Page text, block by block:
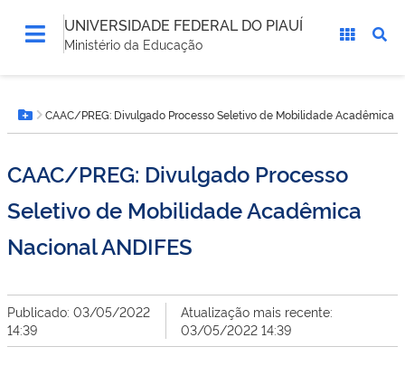
UNIVERSIDADE FEDERAL DO PIAUÍ
Ministério da Educação
está
aqui:Botão Menu
CAAC/PREG: Divulgado Processo Seletivo de Mobilidade Acadêmica
CAAC/PREG: Divulgado Processo
Seletivo de Mobilidade Acadêmica
Nacional ANDIFES
Publicado: 03/05/2022
14:39
Atualização mais recente:
03/05/2022 14:39